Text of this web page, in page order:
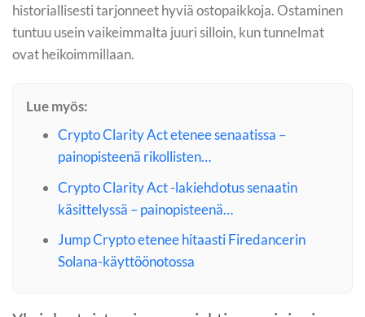
historiallisesti tarjonneet hyviä ostopaikkoja. Ostaminen
tuntuu usein vaikeimmalta juuri silloin, kun tunnelmat
ovat heikoimmillaan.
Lue myös:
Crypto Clarity Act etenee senaatissa –
painopisteenä rikollisten…
Crypto Clarity Act -lakiehdotus senaatin
käsittelyssä – painopisteenä…
Jump Crypto etenee hitaasti Firedancerin
Solana-käyttöönotossa